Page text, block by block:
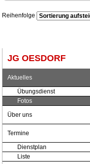
Reihenfolge
JG OESDORF
Aktuelles
Übungsdienst
Fotos
Über uns
Termine
Dienstplan
Liste